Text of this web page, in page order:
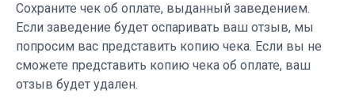
Сохраните чек об оплате, выданный заведением.
Если заведение будет оспаривать ваш отзыв, мы
попросим вас представить копию чека. Если вы не
сможете представить копию чека об оплате, ваш
отзыв будет удален.